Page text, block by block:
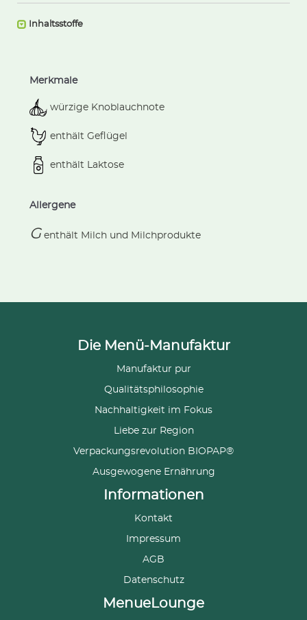
Inhaltsstoffe
Merkmale
würzige Knoblauchnote
enthält Geflügel
enthält Laktose
Allergene
G enthält Milch und Milchprodukte
Die Menü-Manufaktur
Manufaktur pur
Qualitätsphilosophie
Nachhaltigkeit im Fokus
Liebe zur Region
Verpackungsrevolution BIOPAP®
Ausgewogene Ernährung
Informationen
Kontakt
Impressum
AGB
Datenschutz
MenueLounge